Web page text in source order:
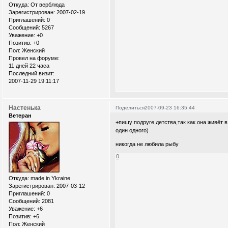
Откуда: От верблюда
Зарегистрирован: 2007-02-19
Приглашений: 0
Сообщений: 5267
Уважение: +0
Позитив: +0
Пол: Женский
Провел на форуме:
11 дней 22 часа
Последний визит:
2007-11-29 19:11:17
Поделиться2007-09-23 16:35:44
Настенька
Ветеран
Откуда: made in Ykraine
Зарегистрирован: 2007-03-12
Приглашений: 0
Сообщений: 2081
Уважение: +6
Позитив: +6
Пол: Женский
+пишу подруге детства,так как она
один одного)
никогда не любила рыбу
0